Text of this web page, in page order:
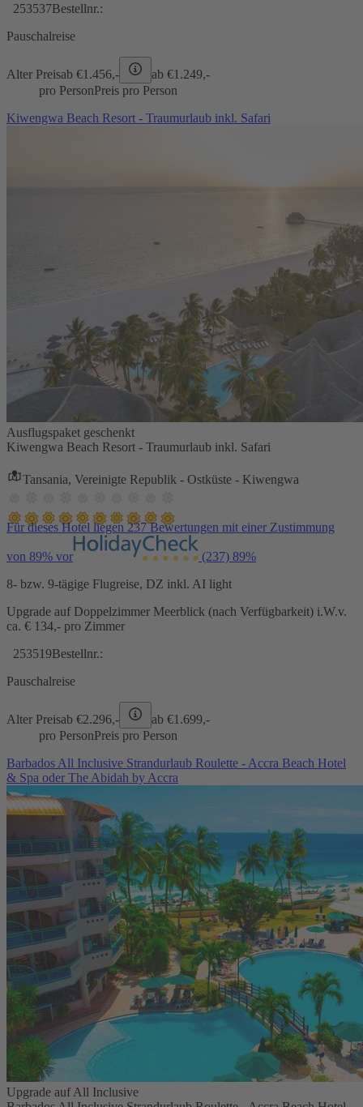
253537Bestellnr.:
Pauschalreise
Alter Preisab €1.456,- ab €1.249,-
pro PersonPreis pro Person
Kiwengwa Beach Resort - Traumurlaub inkl. Safari
Ausflugspaket geschenkt
Kiwengwa Beach Resort - Traumurlaub inkl. Safari
Tansania, Vereinigte Republik - Ostküste - Kiwengwa
Für dieses Hotel liegen 237 Bewertungen mit einer Zustimmung
von 89% vor (237) 89%
8- bzw. 9-tägige Flugreise, DZ inkl. AI light
Upgrade auf Doppelzimmer Meerblick (nach Verfügbarkeit) i.W.v.
ca. € 134,- pro Zimmer
253519Bestellnr.:
Pauschalreise
Alter Preisab €2.296,- ab €1.699,-
pro PersonPreis pro Person
Barbados All Inclusive Strandurlaub Roulette - Accra Beach Hotel
& Spa oder The Abidah by Accra
Upgrade auf All Inclusive